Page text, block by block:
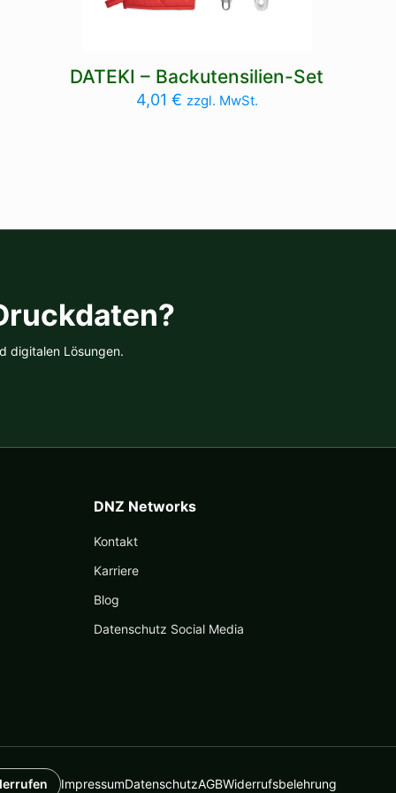
DATEKI – Backutensilien-Set
4,01 € zzgl. MwSt.
digitalen Lösungen.
DNZ Networks
Kontakt
Karriere
Blog
Datenschutz Social Media
ImpressumDatenschutzAGBWiderrufsbelehrung